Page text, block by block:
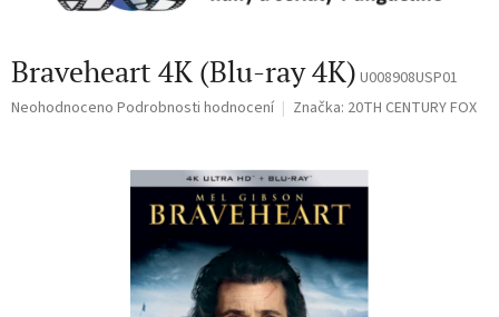
Braveheart 4K (Blu-ray 4K) U008908USP01
Průměrné
Neohodnoceno Podrobnosti hodnocení Značka: 20TH CENTURY FOX